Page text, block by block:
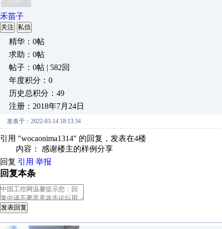
禾苗子
关注 私信
精华：0帖
求助：0帖
帖子：0帖 | 582回
年度积分：0
历史总积分：49
注册：2018年7月24日
发表于：2022-03-14 18:13:34
引用 "wocaonima1314" 的回复，发表在4楼
内容： 感谢楼主的样例分享
回复 引用 举报
回复本条
发表回复